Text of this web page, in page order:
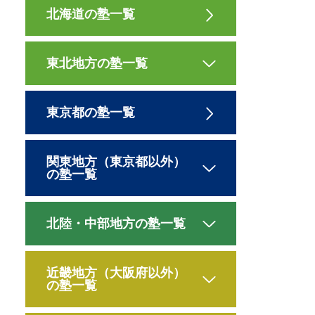
北海道の塾一覧
東北地方の塾一覧
東京都の塾一覧
関東地方（東京都以外）
の塾一覧
北陸・中部地方の塾一覧
近畿地方（大阪府以外）
の塾一覧